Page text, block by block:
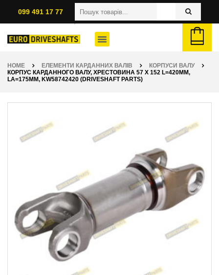
099 491 17 77
HOME ЕЛЕМЕНТИ КАРДАННИХ ВАЛІВ
КОРПУСИ ВАЛУ
КОРПУС КАРДАННОГО ВАЛУ, ХРЕСТОВИНА 57 X 152 L=420ММ,
LA=175ММ, KW58742420 (DRIVESHAFT PARTS)